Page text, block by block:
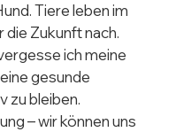
Tiere leben im
die Zukunft nach.
ich meine
gesunde
zu bleiben.
– wir können uns